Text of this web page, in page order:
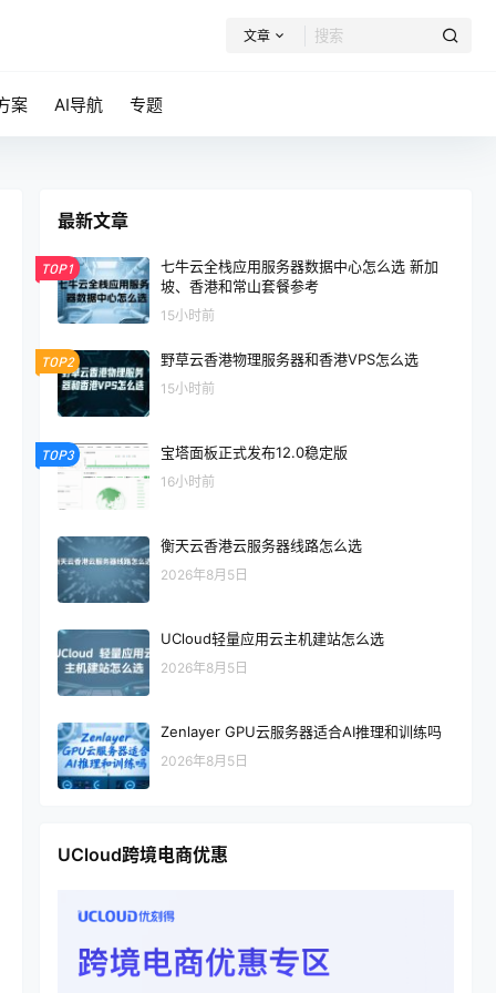
文章
案 AI导航 专题
最新文章
TOP1
七牛云全栈应用服务器数据中心怎么选 新加
坡、香港和常山套餐参考
15小时前
TOP2 野草云香港物理服务器和香港VPS怎么选
15小时前
TOP3 宝塔面板正式发布12.0稳定版
16小时前
衡天云香港云服务器线路怎么选
2026年8月5日
UCloud轻量应用云主机建站怎么选
2026年8月5日
Zenlayer GPU云服务器适合AI推理和训练吗
2026年8月5日
UCloud跨境电商优惠